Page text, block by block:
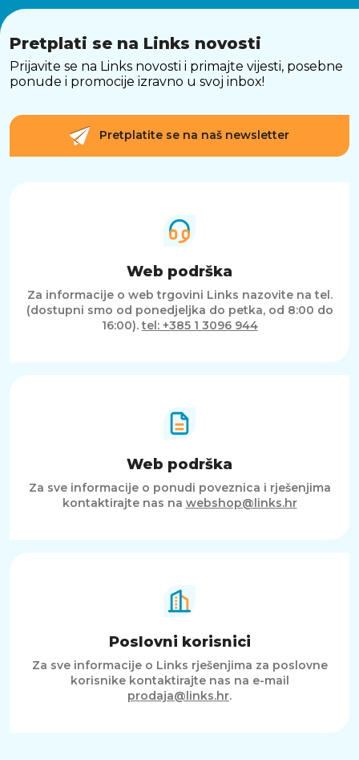
Pretplati se na Links novosti
Prijavite se na Links novosti i primajte vijesti, posebne
ponude i promocije izravno u svoj inbox!
Pretplatite se na naš newsletter
Web podrška
Za informacije o web trgovini Links nazovite na tel.
(dostupni smo od ponedjeljka do petka, od 8:00 do
16:00).tel: +385 1 3096 944
Web podrška
Za sve informacije o ponudi poveznica i rješenjima
kontaktirajte nas na webshop@links.hr
Poslovni korisnici
Za sve informacije o Links rješenjima za poslovne
korisnike kontaktirajte nas na e-mail
prodaja@links.hr.